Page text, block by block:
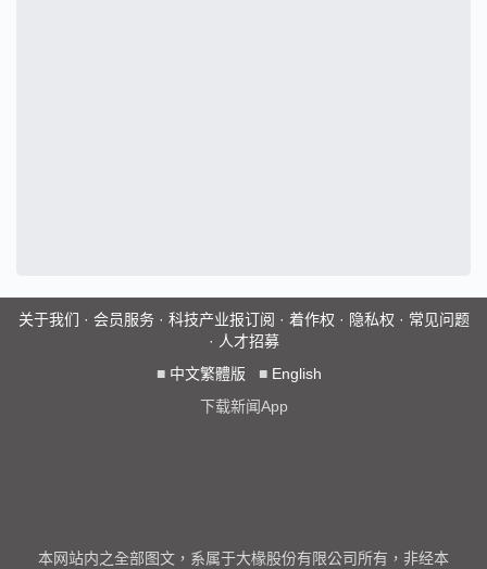
关于我们 · 会员服务· 科技产业报订阅 · 着作权 · 隐私权 · 常见问题
· 人才招募
■ 中文繁體版 ■ English
下载新闻App
本网站内之全部图文，系属于大椽股份有限公司所有，非经本